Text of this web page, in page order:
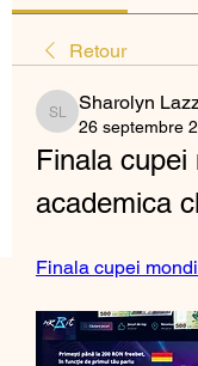
Retour
Sharolyn Lazzara
Sharolyn
26 septembre
Finala cupei
academica
Finala cupei